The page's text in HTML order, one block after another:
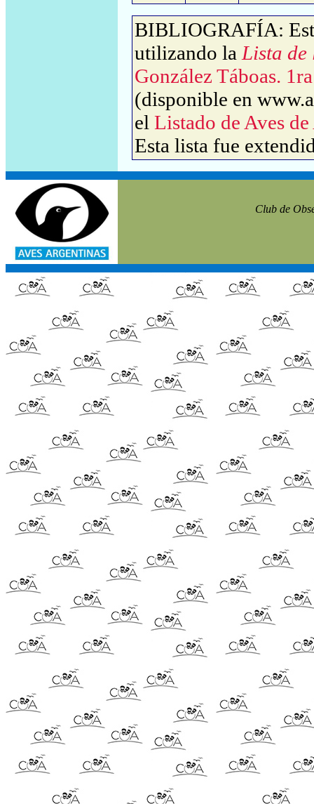
BIBLIOGRAFÍA:
utilizando la Lista de
González Táboas.
(disponible en
el Listado de Aves
Esta lista fue
Club de